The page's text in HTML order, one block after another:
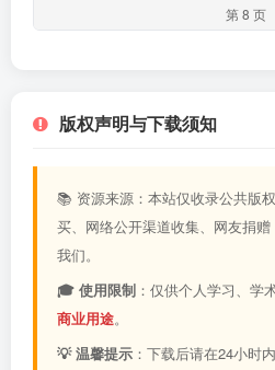
第 8 页
版权声明与下载须知
📚 资源来源：本站仅收录公共版
买、网络公开渠道收集、网友捐
我们。
🎓 使用限制 ：仅供个人学习、学
商业用途。
💡 温馨提示 ：下载后请在24小时